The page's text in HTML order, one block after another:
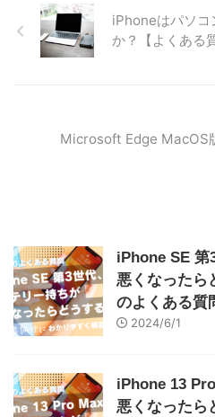
iPhoneはパソコ
か？【よくある
Microsoft Edge MacOS
iPhone SE 第
悪くなったら
のよくある質
2024/6/1
iPhone 13
悪くなったら